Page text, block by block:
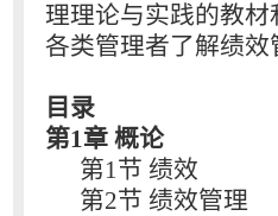
理理论与实践的教
各类管理者了解绩效
目录
第1章 概论
第1节 绩效
第2节 绩效管理